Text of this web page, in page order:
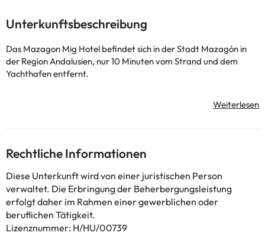
Unterkunftsbeschreibung
Das Mazagon Mig Hotel befindet sich in der Stadt Mazagón in
der Region Andalusien, nur 10 Minuten vom Strand und dem
Yachthafen entfernt.
Es verfügt über 70 Doppelzimmer mit komplettem Bad, Telefon,
TV mit Satellitenschüssel, Safe, Klimaanlage und Heizung.
Sonnenschirmen.
Einige der detaillierten Dienstleistungen können bezahlt werden.
Sie können ihre Preise direkt in der Einrichtung überprüfen. Diese
Informationen können von der Unterkunft geändert werden.
Einige der aufgeführten Leistungen können kostenpflichtig sein.
Die entsprechenden Preise könnt ihr direkt bei der Unterkunft
Rechtliche Informationen
Diese Unterkunft wird von einer juristischen Person
verwaltet. Die Erbringung der Beherbergungsleistung
erfolgt daher im Rahmen einer gewerblichen oder
beruflichen Tätigkeit.
Lizenznummer: H/HU/00739